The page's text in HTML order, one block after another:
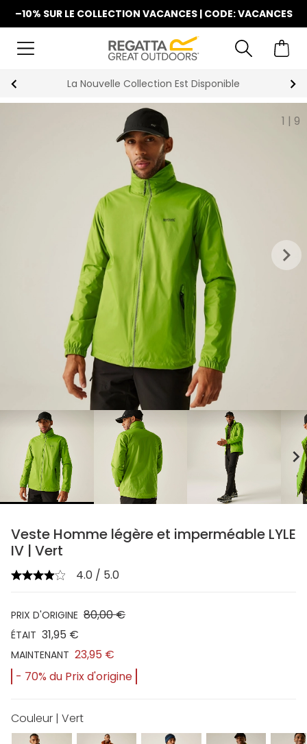
–10% SUR LE COLLECTION VACANCES | CODE: VACANCES
La Nouvelle Collection Est Disponible
1 | 9
keyboard_arrow_right
chevron_right
Veste Homme légère et imperméable LYLE
IV | Vert
4.0 / 5.0
PRIX D'ORIGINE 80,00 €
ÉTAIT 31,95 €
MAINTENANT 23,95 €
- 70% du Prix d'origine
Couleur | Vert